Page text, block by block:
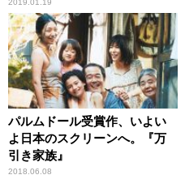
2019.01.19
パルムドール受賞作、いよい
よ日本のスクリーンへ。『万
引き家族』
2018.06.08